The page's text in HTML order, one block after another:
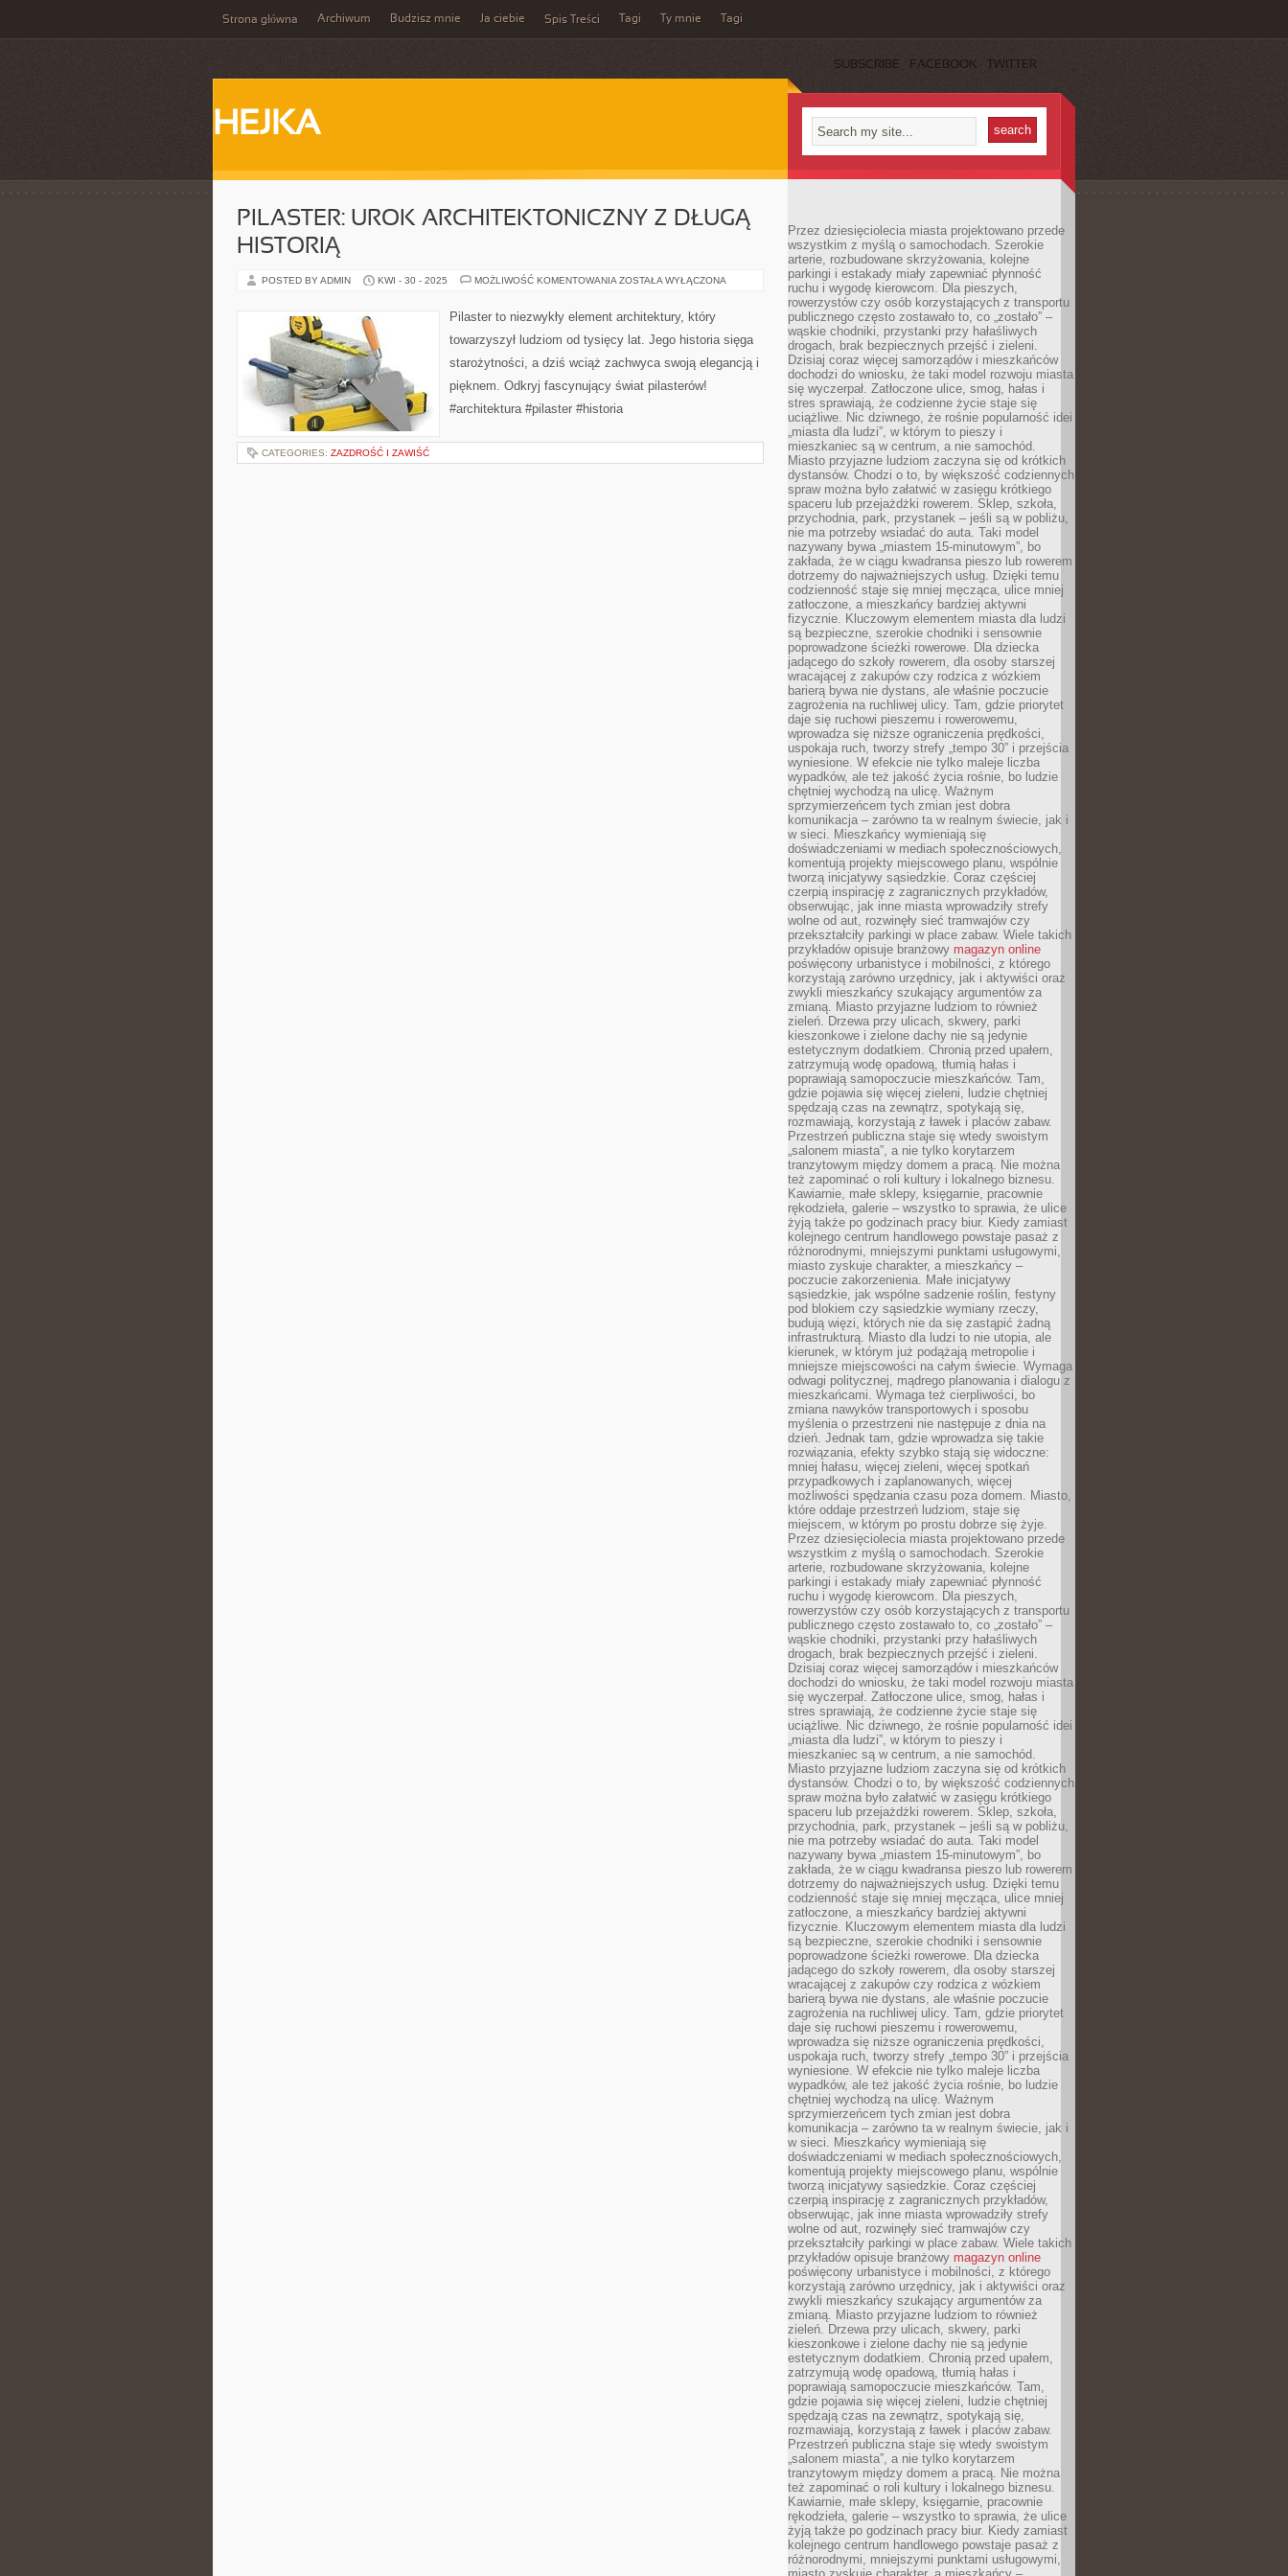
Strona główna Archiwum Budzisz mnie Ja ciebie Spis Treści Tagi Ty mnie Tagi
SUBSCRIBE FACEBOOK TWITTER
HEJKA
PILASTER: UROK ARCHITEKTONICZNY Z DŁUGĄ
HISTORIĄ
POSTED BY ADMIN KWI - 30 - 2025 MOŻLIWOŚĆ KOMENTOWANIA PILASTER:
DŁUGĄ
ZOSTAŁA WYŁĄCZONA
Pilaster to niezwykły element architektury, który
towarzyszył ludziom od tysięcy lat. Jego historia sięga
starożytności, a dziś wciąż zachwyca swoją elegancją i
pięknem. Odkryj fascynujący świat pilasterów!
#architektura #pilaster #historia
CATEGORIES: ZAZDROŚĆ I ZAWIŚĆ
Przez dziesięciolecia miasta projektowano przede
wszystkim z myślą o samochodach. Szerokie
arterie, rozbudowane skrzyżowania, kolejne
parkingi i estakady miały zapewniać płynność
ruchu i wygodę kierowcom. Dla pieszych,
rowerzystów czy osób korzystających z transportu
publicznego często zostawało to, co „zostało” –
wąskie chodniki, przystanki przy hałaśliwych
drogach, brak bezpiecznych przejść i zieleni.
Dzisiaj coraz więcej samorządów i mieszkańców
dochodzi do wniosku, że taki model rozwoju miasta
się wyczerpał. Zatłoczone ulice, smog, hałas i
stres sprawiają, że codzienne życie staje się
uciążliwe. Nic dziwnego, że rośnie popularność idei
„miasta dla ludzi”, w którym to pieszy i
mieszkaniec są w centrum, a nie samochód.
Miasto przyjazne ludziom zaczyna się od krótkich
dystansów. Chodzi o to, by większość codziennych
spraw można było załatwić w zasięgu krótkiego
spaceru lub przejażdżki rowerem. Sklep, szkoła,
przychodnia, park, przystanek – jeśli są w pobliżu,
nie ma potrzeby wsiadać do auta. Taki model
nazywany bywa „miastem 15-minutowym”, bo
zakłada, że w ciągu kwadransa pieszo lub rowerem
dotrzemy do najważniejszych usług. Dzięki temu
codzienność staje się mniej męcząca, ulice mniej
zatłoczone, a mieszkańcy bardziej aktywni
fizycznie. Kluczowym elementem miasta dla ludzi
są bezpieczne, szerokie chodniki i sensownie
poprowadzone ścieżki rowerowe. Dla dziecka
jadącego do szkoły rowerem, dla osoby starszej
wracającej z zakupów czy rodzica z wózkiem
barierą bywa nie dystans, ale właśnie poczucie
zagrożenia na ruchliwej ulicy. Tam, gdzie priorytet
daje się ruchowi pieszemu i rowerowemu,
wprowadza się niższe ograniczenia prędkości,
uspokaja ruch, tworzy strefy „tempo 30” i przejścia
wyniesione. W efekcie nie tylko maleje liczba
wypadków, ale też jakość życia rośnie, bo ludzie
chętniej wychodzą na ulicę. Ważnym
sprzymierzeńcem tych zmian jest dobra
komunikacja – zarówno ta w realnym świecie, jak i
w sieci. Mieszkańcy wymieniają się
doświadczeniami w mediach społecznościowych,
komentują projekty miejscowego planu, wspólnie
tworzą inicjatywy sąsiedzkie. Coraz częściej
czerpią inspirację z zagranicznych przykładów,
obserwując, jak inne miasta wprowadziły strefy
wolne od aut, rozwinęły sieć tramwajów czy
przekształciły parkingi w place zabaw. Wiele takich
przykładów opisuje branżowy magazyn online
poświęcony urbanistyce i mobilności, z którego
korzystają zarówno urzędnicy, jak i aktywiści oraz
zwykli mieszkańcy szukający argumentów za
zmianą. Miasto przyjazne ludziom to również
zieleń. Drzewa przy ulicach, skwery, parki
kieszonkowe i zielone dachy nie są jedynie
estetycznym dodatkiem. Chronią przed upałem,
zatrzymują wodę opadową, tłumią hałas i
poprawiają samopoczucie mieszkańców. Tam,
gdzie pojawia się więcej zieleni, ludzie chętniej
spędzają czas na zewnątrz, spotykają się,
rozmawiają, korzystają z ławek i placów zabaw.
Przestrzeń publiczna staje się wtedy swoistym
„salonem miasta”, a nie tylko korytarzem
tranzytowym między domem a pracą. Nie można
też zapominać o roli kultury i lokalnego biznesu.
Kawiarnie, małe sklepy, księgarnie, pracownie
rękodzieła, galerie – wszystko to sprawia, że ulice
żyją także po godzinach pracy biur. Kiedy zamiast
kolejnego centrum handlowego powstaje pasaż z
różnorodnymi, mniejszymi punktami usługowymi,
miasto zyskuje charakter, a mieszkańcy –
poczucie zakorzenienia. Małe inicjatywy
sąsiedzkie, jak wspólne sadzenie roślin, festyny
pod blokiem czy sąsiedzkie wymiany rzeczy,
budują więzi, których nie da się zastąpić żadną
infrastrukturą. Miasto dla ludzi to nie utopia, ale
kierunek, w którym już podążają metropolie i
mniejsze miejscowości na całym świecie. Wymaga
odwagi politycznej, mądrego planowania i dialogu z
mieszkańcami. Wymaga też cierpliwości, bo
zmiana nawyków transportowych i sposobu
myślenia o przestrzeni nie następuje z dnia na
dzień. Jednak tam, gdzie wprowadza się takie
rozwiązania, efekty szybko stają się widoczne:
mniej hałasu, więcej zieleni, więcej spotkań
przypadkowych i zaplanowanych, więcej
możliwości spędzania czasu poza domem. Miasto,
które oddaje przestrzeń ludziom, staje się
miejscem, w którym po prostu dobrze się żyje.
Przez dziesięciolecia miasta projektowano przede
wszystkim z myślą o samochodach. Szerokie
arterie, rozbudowane skrzyżowania, kolejne
parkingi i estakady miały zapewniać płynność
ruchu i wygodę kierowcom. Dla pieszych,
rowerzystów czy osób korzystających z transportu
publicznego często zostawało to, co „zostało” –
wąskie chodniki, przystanki przy hałaśliwych
drogach, brak bezpiecznych przejść i zieleni.
Dzisiaj coraz więcej samorządów i mieszkańców
dochodzi do wniosku, że taki model rozwoju miasta
się wyczerpał. Zatłoczone ulice, smog, hałas i
stres sprawiają, że codzienne życie staje się
uciążliwe. Nic dziwnego, że rośnie popularność idei
„miasta dla ludzi”, w którym to pieszy i
mieszkaniec są w centrum, a nie samochód.
Miasto przyjazne ludziom zaczyna się od krótkich
dystansów. Chodzi o to, by większość codziennych
spraw można było załatwić w zasięgu krótkiego
spaceru lub przejażdżki rowerem. Sklep, szkoła,
przychodnia, park, przystanek – jeśli są w pobliżu,
nie ma potrzeby wsiadać do auta. Taki model
nazywany bywa „miastem 15-minutowym”, bo
zakłada, że w ciągu kwadransa pieszo lub rowerem
dotrzemy do najważniejszych usług. Dzięki temu
codzienność staje się mniej męcząca, ulice mniej
zatłoczone, a mieszkańcy bardziej aktywni
fizycznie. Kluczowym elementem miasta dla ludzi
są bezpieczne, szerokie chodniki i sensownie
poprowadzone ścieżki rowerowe. Dla dziecka
jadącego do szkoły rowerem, dla osoby starszej
wracającej z zakupów czy rodzica z wózkiem
barierą bywa nie dystans, ale właśnie poczucie
zagrożenia na ruchliwej ulicy. Tam, gdzie priorytet
daje się ruchowi pieszemu i rowerowemu,
wprowadza się niższe ograniczenia prędkości,
uspokaja ruch, tworzy strefy „tempo 30” i przejścia
wyniesione. W efekcie nie tylko maleje liczba
wypadków, ale też jakość życia rośnie, bo ludzie
chętniej wychodzą na ulicę. Ważnym
sprzymierzeńcem tych zmian jest dobra
komunikacja – zarówno ta w realnym świecie, jak i
w sieci. Mieszkańcy wymieniają się
doświadczeniami w mediach społecznościowych,
komentują projekty miejscowego planu, wspólnie
tworzą inicjatywy sąsiedzkie. Coraz częściej
czerpią inspirację z zagranicznych przykładów,
obserwując, jak inne miasta wprowadziły strefy
wolne od aut, rozwinęły sieć tramwajów czy
przekształciły parkingi w place zabaw. Wiele takich
przykładów opisuje branżowy magazyn online
poświęcony urbanistyce i mobilności, z którego
korzystają zarówno urzędnicy, jak i aktywiści oraz
zwykli mieszkańcy szukający argumentów za
zmianą. Miasto przyjazne ludziom to również
zieleń. Drzewa przy ulicach, skwery, parki
kieszonkowe i zielone dachy nie są jedynie
estetycznym dodatkiem. Chronią przed upałem,
zatrzymują wodę opadową, tłumią hałas i
poprawiają samopoczucie mieszkańców. Tam,
gdzie pojawia się więcej zieleni, ludzie chętniej
spędzają czas na zewnątrz, spotykają się,
rozmawiają, korzystają z ławek i placów zabaw.
Przestrzeń publiczna staje się wtedy swoistym
„salonem miasta”, a nie tylko korytarzem
tranzytowym między domem a pracą. Nie można
też zapominać o roli kultury i lokalnego biznesu.
Kawiarnie, małe sklepy, księgarnie, pracownie
rękodzieła, galerie – wszystko to sprawia, że ulice
żyją także po godzinach pracy biur. Kiedy zamiast
kolejnego centrum handlowego powstaje pasaż z
różnorodnymi, mniejszymi punktami usługowymi,